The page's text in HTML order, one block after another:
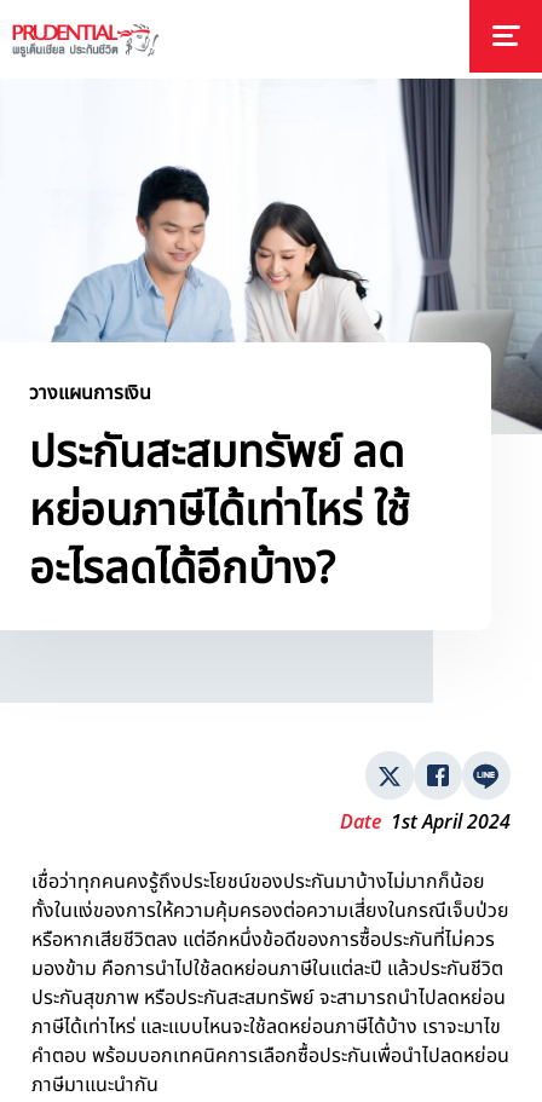
วางแผนการเงิน
ประกันสะสมทรัพย์ ลด
หย่อนภาษีได้เท่าไหร่ ใช้
อะไรลดได้อีกบ้าง?
Date 1st April 2024
เชื่อว่าทุกคนคงรู้ถึงประโยชน์ของประกันมาบ้างไม่มากก็น้อย
ทั้งในแง่ของการให้ความคุ้มครองต่อความเสี่ยงในกรณีเจ็บป่วย
หรือหากเสียชีวิตลง แต่อีกหนึ่งข้อดีของการซื้อประกันที่ไม่ควร
มองข้าม คือการนำไปใช้ลดหย่อนภาษีในแต่ละปี แล้วประกันชีวิต
ประกันสุขภาพ หรือประกันสะสมทรัพย์ จะสามารถนำไปลดหย่อน
ภาษีได้เท่าไหร่ และแบบไหนจะใช้ลดหย่อนภาษีได้บ้าง เราจะมาไข
คำตอบ พร้อมบอกเทคนิคการเลือกซื้อประกันเพื่อนำไปลดหย่อน
ภาษีมาแนะนำกัน